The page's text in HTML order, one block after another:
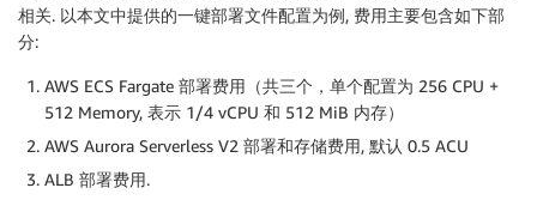
相关. 以本文中提供的一键部署文件配置为例, 费用主要包含如下部
分:
AWS ECS Fargate 部署费用（共三个，单个配置为 256 CPU +
512 Memory, 表示 1/4 vCPU 和 512 MiB 内存）
AWS Aurora Serverless V2 部署和存储费用, 默认 0.5 ACU
ALB 部署费用.